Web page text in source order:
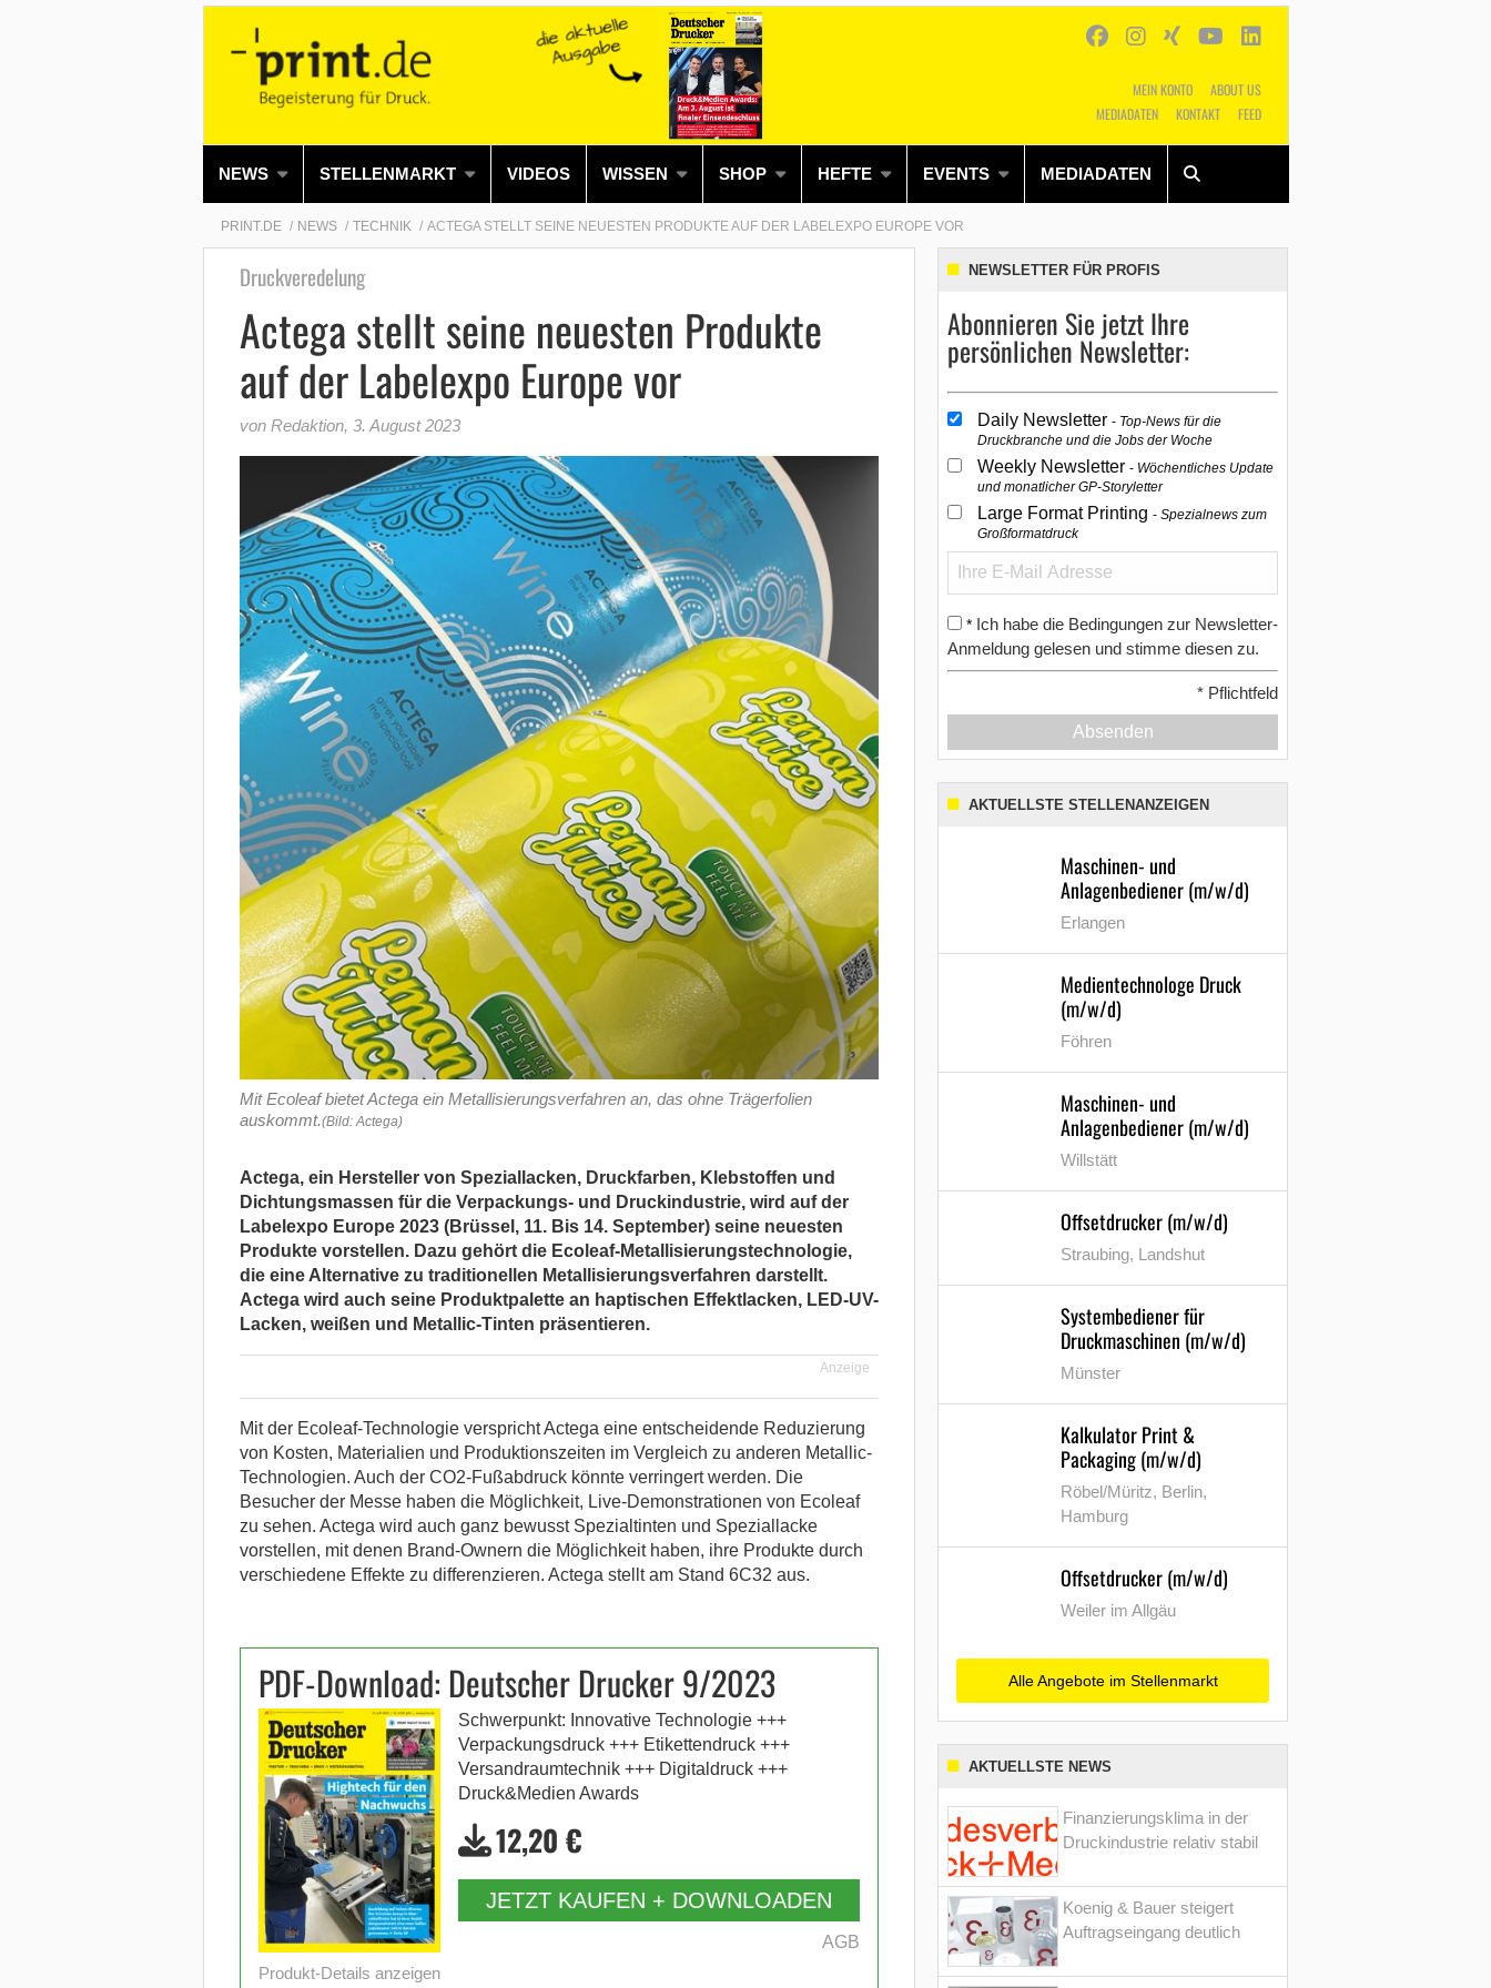
MEIN KONTO
ABOUT US
MEDIADATEN
KONTAKT FEED
NEWS STELLENMARKT VIDEOS WISSEN SHOP HEFTE EVENTS MEDIADATEN
Alles Shop SUCHEN
PRINT.DE NEWS TECHNIK ACTEGA STELLT SEINE NEUESTEN PRODUKTE AUF DER LABELEXPO EUROPE VOR
Druckveredelung
Actega stellt seine neuesten Produkte
auf der Labelexpo Europe vor
von Redaktion, 3. August 2023
Mit Ecoleaf bietet Actega ein Metallisierungsverfahren an, das ohne Trägerfolien
auskommt.(Bild: Actega)
Actega, ein Hersteller von Speziallacken, Druckfarben, Klebstoffen und
Dichtungsmassen für die Verpackungs- und Druckindustrie, wird auf der
Labelexpo Europe 2023 (Brüssel, 11. Bis 14. September) seine neuesten
Produkte vorstellen. Dazu gehört die Ecoleaf-Metallisierungstechnologie,
die eine Alternative zu traditionellen Metallisierungsverfahren darstellt.
Actega wird auch seine Produktpalette an haptischen Effektlacken, LED-UV-
Lacken, weißen und Metallic-Tinten präsentieren.
Anzeige
Mit der Ecoleaf-Technologie verspricht Actega eine entscheidende Reduzierung
von Kosten, Materialien und Produktionszeiten im Vergleich zu anderen Metallic-
Technologien. Auch der CO2-Fußabdruck könnte verringert werden. Die
Besucher der Messe haben die Möglichkeit, Live-Demonstrationen von Ecoleaf
zu sehen. Actega wird auch ganz bewusst Spezialtinten und Speziallacke
vorstellen, mit denen Brand-Ownern die Möglichkeit haben, ihre Produkte durch
verschiedene Effekte zu differenzieren. Actega stellt am Stand 6C32 aus.
PDF-Download: Deutscher Drucker 9/2023
Produkt-Details anzeigen
Schwerpunkt: Innovative Technologie +++
Verpackungsdruck +++ Etikettendruck +++
Versandraumtechnik +++ Digitaldruck +++
Druck&Medien Awards
12,20 €
JETZT KAUFEN + DOWNLOADEN
AGB
NEWSLETTER FÜR PROFIS
Abonnieren Sie jetzt Ihre
persönlichen Newsletter:
Daily Newsletter Top-News für die
Druckbranche und die Jobs der Woche
Weekly Newsletter Wöchentliches Update
und monatlicher GP-Storyletter
Large Format Printing Spezialnews zum
Großformatdruck
* Ich habe die Bedingungen zur Newsletter-
Anmeldung gelesen und stimme diesen zu.
* Pflichtfeld
Absenden
AKTUELLSTE STELLENANZEIGEN
Maschinen- und
Anlagenbediener (m/w/d)
Erlangen
Medientechnologe Druck
(m/w/d)
Föhren
Maschinen- und
Anlagenbediener (m/w/d)
Willstätt
Offsetdrucker (m/w/d)
Straubing, Landshut
Systembediener für
Druckmaschinen (m/w/d)
Münster
Kalkulator Print &
Packaging (m/w/d)
Röbel/Müritz, Berlin,
Hamburg
Offsetdrucker (m/w/d)
Weiler im Allgäu
Alle Angebote im Stellenmarkt
AKTUELLSTE NEWS
Finanzierungsklima in der
Druckindustrie relativ stabil
Koenig & Bauer steigert
Auftragseingang deutlich